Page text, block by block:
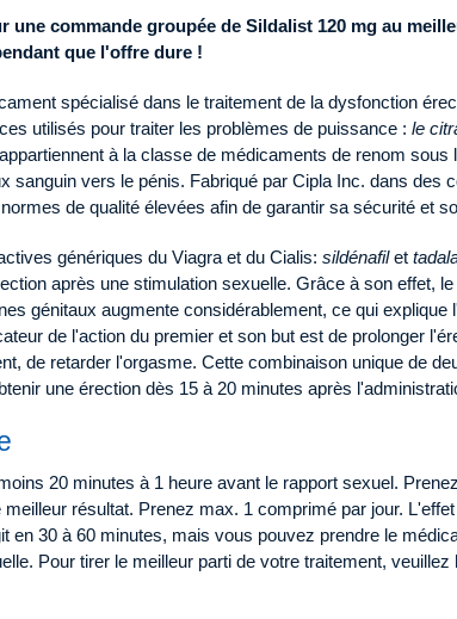
une commande groupée de Sildalist 120 mg au
que l'offre dure !
spécialisé dans le traitement de la dysfonction
utilisés pour traiter les problèmes de puissance : le
à la classe de médicaments de renom sous
sanguin vers le pénis. Fabriqué par Cipla Inc. dans des
de qualité élevées afin de garantir sa sécurité et
génériques du Viagra et du Cialis: sildénafilet
après une stimulation sexuelle. Grâce à son effet,
génitaux augmente considérablement, ce qui explique
de l'action du premier et son but est de prolonger
de retarder l'orgasme. Cette combinaison unique de
une érection dès 15 à 20 minutes après
20 minutes à 1 heure avant le rapport sexuel.
résultat. Prenez max. 1 comprimé par jour.
en 30 à 60 minutes, mais vous pouvez prendre le
Pour tirer le meilleur parti de votre traitement, veuillez